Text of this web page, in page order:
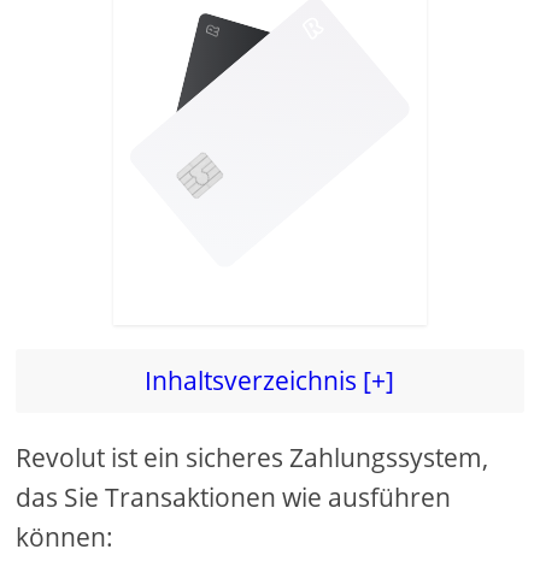
Inhaltsverzeichnis [+]
Revolut ist ein sicheres Zahlungssystem,
das Sie Transaktionen wie ausführen
können: